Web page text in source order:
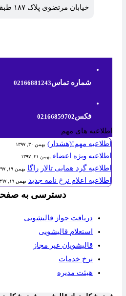
خیابان مرتضوی پلاک ۱۸۷ طبقه اول.
شماره تماس02166881243
فکس02166859702
اطلاعیه های مهم
اطلاعیه مهم!(هشدار) بهمن ۳۰, ۱۳۹۷
اطلاعیه ویژه اعضاء بهمن ۲۱, ۱۳۹۷
اطلاعیه گرد همایی تالار راگا بهمن ۱۹, ۱۳۹۷
اطلاعیه اعلام نرخ نامه جدید بهمن ۱۹, ۱۳۹۷
دسترسی به
دریافت جواز قالیشویی
استعلام قالیشویی
قالیشویان غیر مجاز
نرخ خدمات
هیئت مدیره